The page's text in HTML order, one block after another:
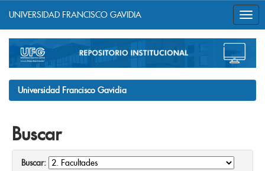
navigation
UNIVERSIDAD FRANCISCO GAVIDIA
Universidad Francisco Gavidia
Buscar
Buscar: